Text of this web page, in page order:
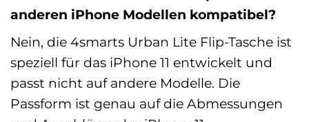
anderen iPhone Modellen kompatibel?
Nein, die 4smarts Urban Lite Flip-Tasche ist
speziell für das iPhone 11 entwickelt und
passt nicht auf andere Modelle. Die
Passform ist genau auf die Abmessungen